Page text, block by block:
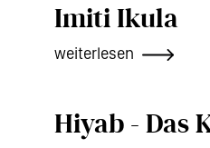
Imiti Ikula
weiterlesen
Hiyab - Das